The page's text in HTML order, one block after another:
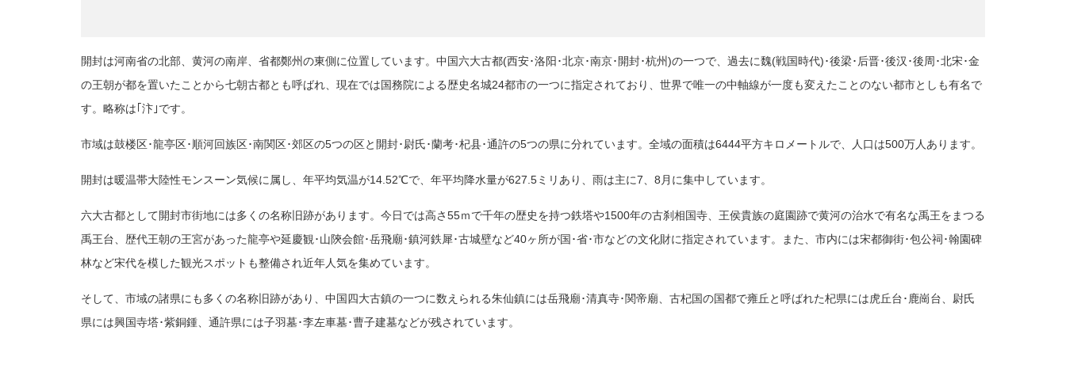
開封は河南省の北部、黄河の南岸、省都鄭州の東側に位置しています。中国六大古都(西安･洛阳･北京･南京･開封･杭州)の一つで、過去に魏(戦国時代)･後梁･后晋･後汉･後周･北宋･金
の王朝が都を置いたことから七朝古都とも呼ばれ、現在では国務院による歴史名城24都市の一つに指定されており、世界で唯一の中軸線が一度も変えたことのない都市としも有名で
す。略称は｢汴｣です。
市域は鼓楼区･龍亭区･順河回族区･南関区･郊区の5つの区と開封･尉氏･蘭考･杞县･通許の5つの県に分れています。全域の面積は6444平方キロメートルで、人口は500万人あります。
開封は暖温帯大陸性モンスーン気候に属し、年平均気温が14.52℃で、年平均降水量が627.5ミリあり、雨は主に7、8月に集中しています。
六大古都として開封市街地には多くの名称旧跡があります。今日では高さ55ｍで千年の歴史を持つ鉄塔や1500年の古刹相国寺、王侯貴族の庭園跡で黄河の治水で有名な禹王をまつる
禹王台、歴代王朝の王宮があった龍亭や延慶観･山陝会館･岳飛廟･鎮河鉄犀･古城壁など40ヶ所が国･省･市などの文化財に指定されています。また、市内には宋都御街･包公祠･翰園碑
林など宋代を模した観光スポットも整備され近年人気を集めています。
そして、市域の諸県にも多くの名称旧跡があり、中国四大古鎮の一つに数えられる朱仙鎮には岳飛廟･清真寺･関帝廟、古杞国の国都で雍丘と呼ばれた杞県には虎丘台･鹿崗台、尉氏
県には興国寺塔･紫銅鍾、通許県には子羽墓･李左車墓･曹子建墓などが残されています。